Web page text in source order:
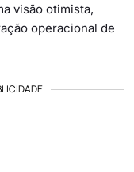
visão otimista,
operacional de